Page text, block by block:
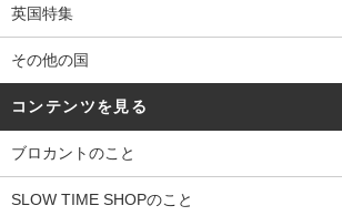
英国特集
その他の国
コンテンツを見る
ブロカントのこと
SLOW TIME SHOPのこと